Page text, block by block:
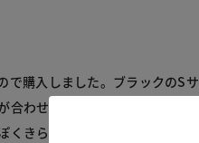
で購入しました。ブラックのSサ
わせやすいかと。サラリとし
きられます。着丈も丁度良か